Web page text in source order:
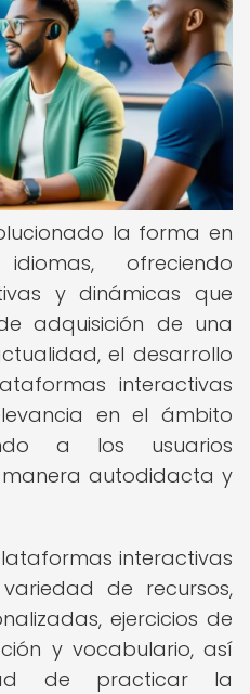
la forma en
ofreciendo
y dinámicas que
adquisición de una
el desarrollo
interactivas
en el ámbito
a los usuarios
autodidacta y
interactivas
de recursos,
ejercicios de
y vocabulario, así
de practicar la